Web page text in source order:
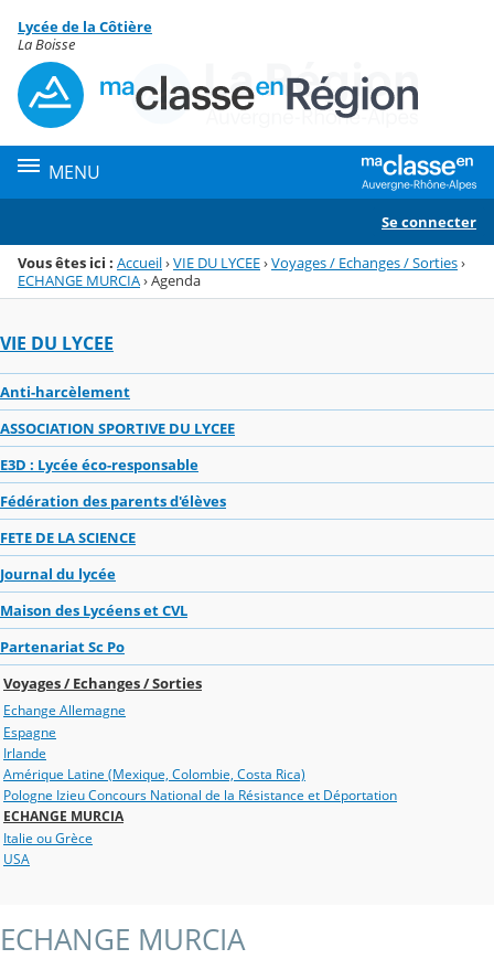
Menu de la rubrique
Contenu
Lycée de la Côtière
La Boisse
MENU
Se connecter
Vous êtes ici : Accueil›VIE DU LYCEE›Voyages / Echanges / Sorties›
ECHANGE MURCIA›Agenda
VIE DU LYCEE
Anti-harcèlement
ASSOCIATION SPORTIVE DU LYCEE
E3D : Lycée éco-responsable
Fédération des parents d'élèves
FETE DE LA SCIENCE
Journal du lycée
Maison des Lycéens et CVL
Partenariat Sc Po
Voyages / Echanges / Sorties
Echange Allemagne
Espagne
Irlande
Amérique Latine (Mexique, Colombie, Costa Rica)
Pologne Izieu Concours National de la Résistance et Déportation
ECHANGE MURCIA
Italie ou Grèce
USA
ECHANGE MURCIA